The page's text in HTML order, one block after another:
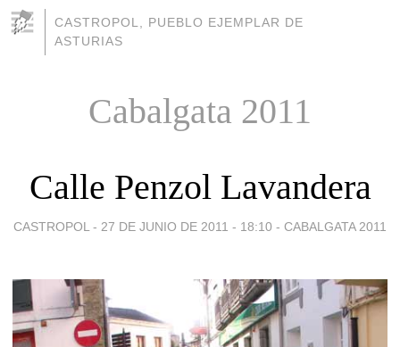
CASTROPOL, PUEBLO EJEMPLAR DE
ASTURIAS
Cabalgata 2011
Calle Penzol Lavandera
CASTROPOL - 27 DE JUNIO DE 2011 - 18:10 - CABALGATA 2011